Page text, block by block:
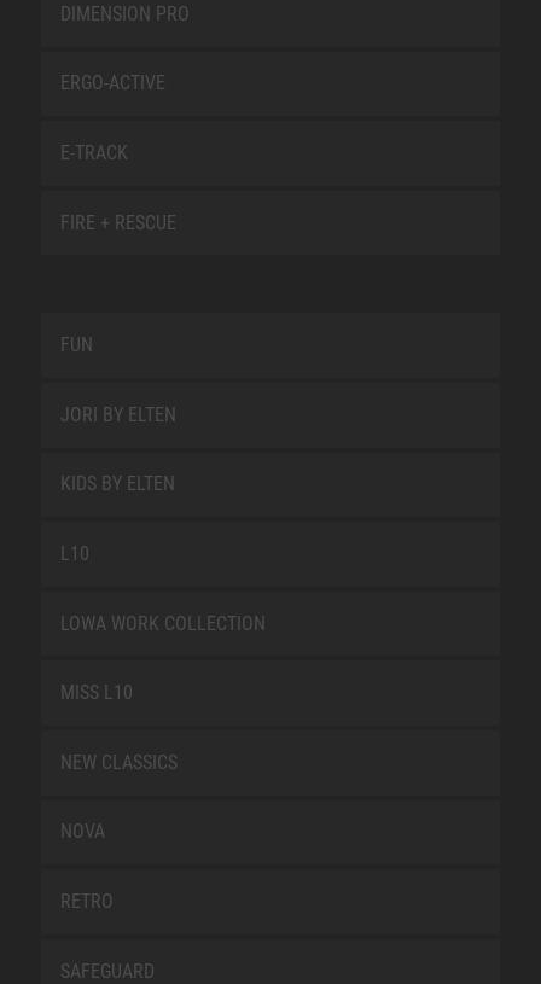
DIMENSION PRO
ERGO-ACTIVE
E-TRACK
FIRE + RESCUE
FUN
JORI BY ELTEN
KIDS BY ELTEN
L10
LOWA WORK COLLECTION
MISS L10
NEW CLASSICS
NOVA
RETRO
SAFEGUARD